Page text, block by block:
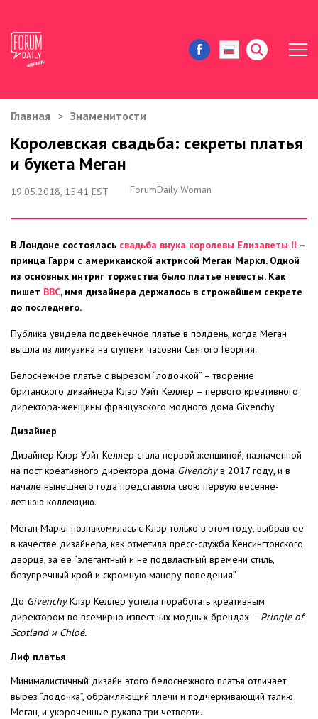
ИММИГРАЦИЯ В США
ЗНАМЕНИТОСТИ
ЗДОРОВЬЕ И КРАСОТА
ДОМ И ЕДА
Главная Знаменитости
Королевская свадьба: секреты платья
и букета Меган
19.05.2018, 15:41 EST ForumDaily Woman
В Лондоне состоялась свадьба внука королевы Елизаветы II –
принца Гарри с американской актрисой Меган Маркл. Одной
из основных интриг торжества было платье невесты. Как
пишет ВВС, имя дизайнера держалось в строжайшем секрете
до последнего.
Публика увидела подвенечное платье в полдень, когда Меган
вышла из лимузина на ступени часовни Святого Георгия.
Белоснежное платье с вырезом “лодочкой” – творение
британского дизайнера Клэр Уэйт Келлер – первого креативного
директора-женщины французского модного дома Givenchy.
Дизайнер
Дизайнер Клэр Уэйт Келлер стала первой женщиной, назначенной
на пост креативного директора дома Givenchyв 2017 году, и в
начале нынешнего года представила свою первую весенне-
летнюю коллекцию.
Меган Маркл познакомилась с Клэр только в этом году, выбрав ее
в качестве дизайнера, как отметила пресс-служба Кенсингтонского
дворца, за ее “элегантный и не подвластный времени стиль,
безупречный крой и скромную манеру поведения”.
До GivenchyКлэр Келлер успела поработать креативным
директором во всемирно известных модных брендах – Pringle of
Scotland и Chloé.
Лиф платья
Минималистичный дизайн этого белоснежного платья отличает
вырез “лодочка”, обрамляющий плечи и подчеркивающий талию
Меган, и укороченные рукава три четверти.